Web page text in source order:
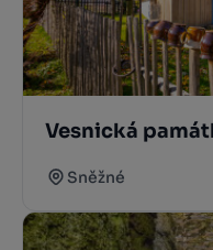
Vesnická
Sněžné